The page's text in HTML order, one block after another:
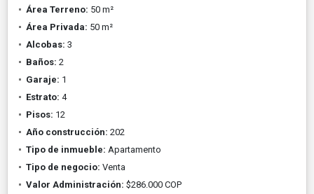
Área Terreno: 50 m²
Área Privada: 50 m²
Alcobas: 3
Baños: 2
Garaje: 1
Estrato: 4
Pisos: 12
Año construcción: 202
Tipo de inmueble: Apartamento
Tipo de negocio: Venta
Valor Administración: $286.000 COP